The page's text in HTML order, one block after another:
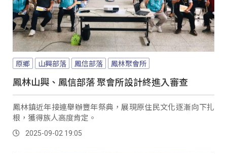
原鄉 山興部落 鳳信部落 鳳林聚會所
鳳林山興、鳳信部落 聚會所設計終進入審查
鳳林鎮近年接連舉辦豐年祭典，展現原住民文化逐漸向下扎
根，獲得族人高度肯定。
2025-09-02 19:05